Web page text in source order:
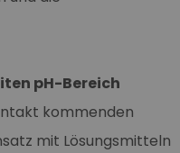
pH-Bereich
kommenden
mit Lösungsmitteln